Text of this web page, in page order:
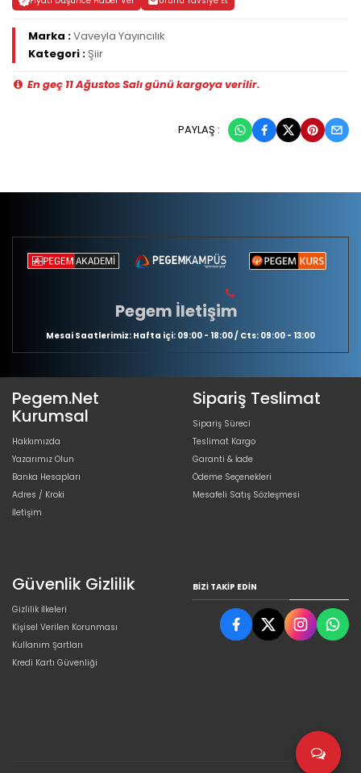
Marka :Vaveyla Yayıncılık
Kategori :Şiir
En geç 11 Ağustos Salı günü kargoya verilir.
PAYLAŞ :
Pegem İletişim
Mesai Saatlerimiz: Hafta içi: 09:00 - 18:00 / Cts: 09:00 - 13:00
Pegem.Net
Kurumsal
Hakkımızda
Yazarımız Olun
Banka Hesapları
Adres / Kroki
İletişim
Sipariş Teslimat
Sipariş Süreci
Teslimat Kargo
Garanti & İade
Ödeme Seçenekleri
Mesafeli Satış Sözleşmesi
Güvenlik Gizlilik
Gizlilik İlkeleri
Kişisel Verilen Korunması
Kullanım Şartları
Kredi Kartı Güvenliği
BIZI TAKIP EDIN